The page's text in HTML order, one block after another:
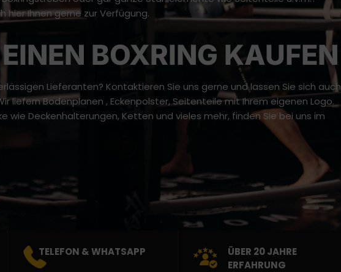
hier Ihnen gerne zur Verfügung.
BOXRING KAUFEN
Lieferanten? Kontaktieren Sie uns gerne und lassen Sie sich auch
liefern Bodenplanen , Eckenpolster, Seitenteile mit Ihrem eigenen Logo.
Deckenhalterungen, Ketten und vieles mehr, finden Sie bei uns im
TELEFON & WHATSAPP
ÜBER 20 JAHRE
ERFAHRUNG